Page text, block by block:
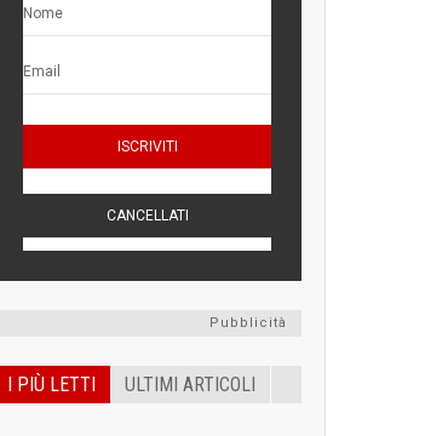
Pubblicità
I PIÙ LETTI ULTIMI ARTICOLI